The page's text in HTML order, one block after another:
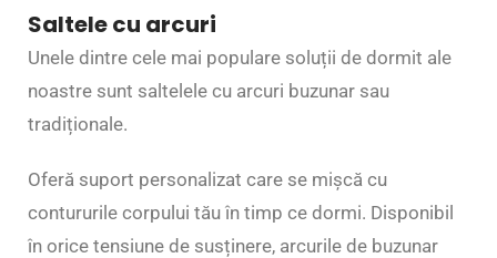
Saltele cu arcuri
Unele dintre cele mai populare soluții de dormit ale
noastre sunt saltelele cu arcuri buzunar sau
tradiționale.
Oferă suport personalizat care se mișcă cu
contururile corpului tău în timp ce dormi. Disponibil
în orice tensiune de susținere, arcurile de buzunar